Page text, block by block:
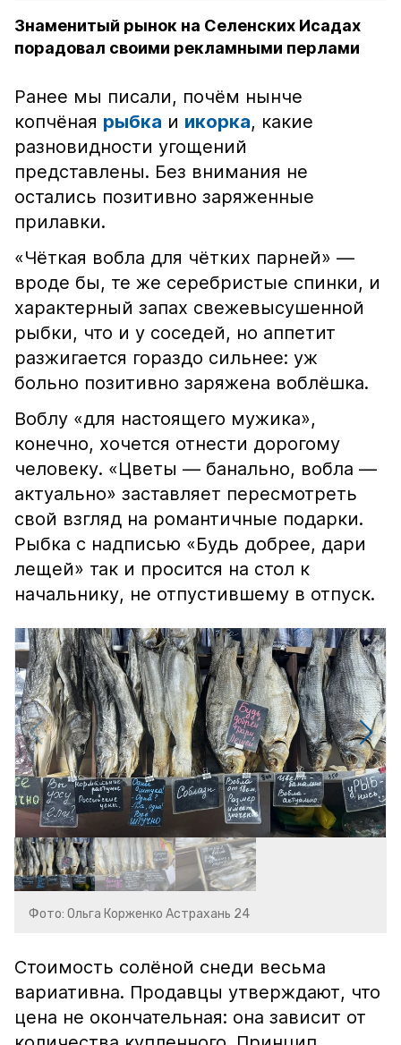
Знаменитый рынок на Селенских Исадах
порадовал своими рекламными перлами
Ранее мы писали, почём нынче
копчёная рыбка и икорка, какие
разновидности угощений
представлены. Без внимания не
остались позитивно заряженные
прилавки.
«Чёткая вобла для чётких парней» —
вроде бы, те же серебристые спинки, и
характерный запах свежевысушенной
рыбки, что и у соседей, но аппетит
разжигается гораздо сильнее: уж
больно позитивно заряжена воблёшка.
Воблу «для настоящего мужика»,
конечно, хочется отнести дорогому
человеку. «Цветы — банально, вобла —
актуально» заставляет пересмотреть
свой взгляд на романтичные подарки.
Рыбка с надписью «Будь добрее, дари
лещей» так и просится на стол к
начальнику, не отпустившему в отпуск.
Фото: Ольга Корженко Астрахань 24
Стоимость солёной снеди весьма
вариативна. Продавцы утверждают, что
цена не окончательная: она зависит от